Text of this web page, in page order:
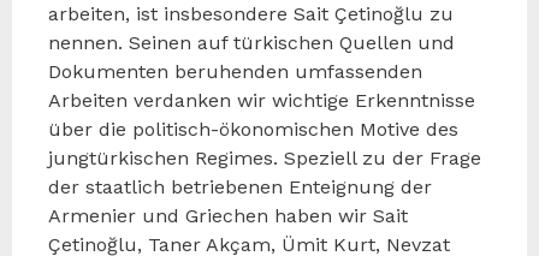
arbeiten, ist insbesondere Sait Çetinoğlu zu
nennen. Seinen auf türkischen Quellen und
Dokumenten beruhenden umfassenden
Arbeiten verdanken wir wichtige Erkenntnisse
über die politisch-ökonomischen Motive des
jungtürkischen Regimes. Speziell zu der Frage
der staatlich betriebenen Enteignung der
Armenier und Griechen haben wir Sait
Çetinoğlu, Taner Akçam, Ümit Kurt, Nevzat